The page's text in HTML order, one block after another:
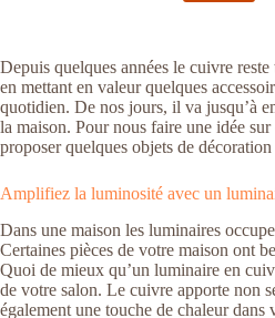
Depuis quelques années le cuivre
en mettant en valeur quelques
quotidien. De nos jours, il va jusqu’à
la maison. Pour nous faire une idée
proposer quelques objets de
Amplifiez la luminosité avec un
Dans une maison les luminaires
Certaines pièces de votre maison ont
Quoi de mieux qu’un luminaire en
de votre salon. Le cuivre apporte non
également une touche de chaleur dans